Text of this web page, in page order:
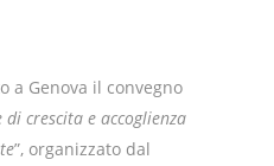
a Genova il convegno
crescita e accoglienza
”, organizzato dal